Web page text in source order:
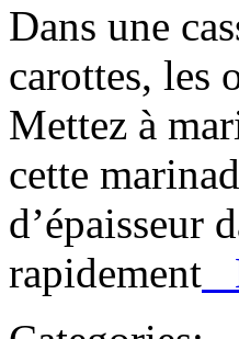
Dans une
carottes, les
Mettez à
cette
d’épaisseur
rapidement